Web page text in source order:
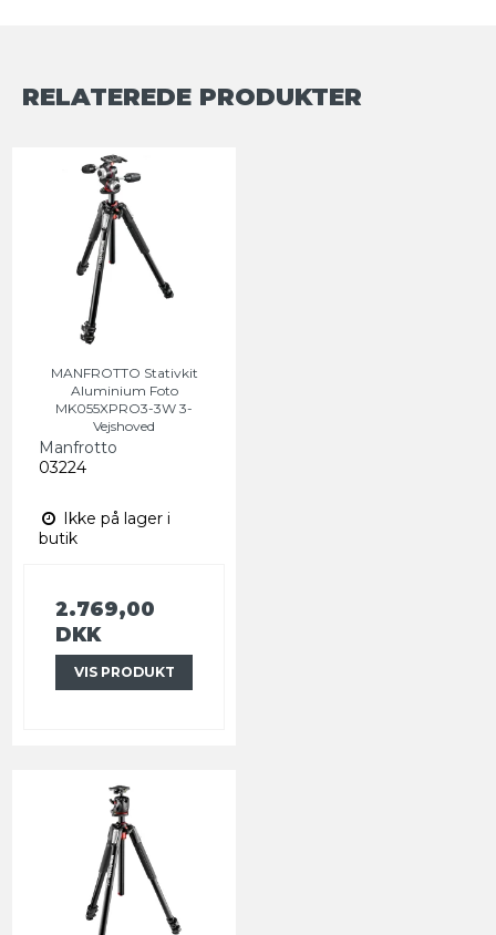
RELATEREDE PRODUKTER
MANFROTTO Stativkit
Aluminium Foto
MK055XPRO3-3W 3-
Vejshoved
Manfrotto
03224
Ikke på lager i
butik
2.769,00
DKK
VIS PRODUKT